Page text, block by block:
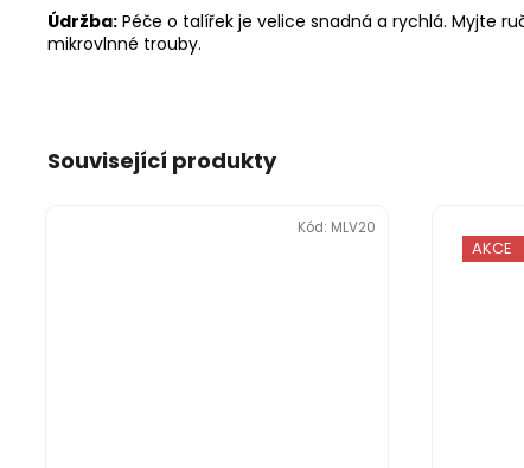
Údržba: Péče o talířek je velice snadná a rychlá. Myjte
mikrovlnné trouby.
Související produkty
Kód: MLV20
AKCE